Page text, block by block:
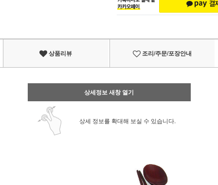
상품리뷰 조리/주문/포장안내
상세정보 새창 열기
상세 정보를 확대해 보실 수 있습니다.